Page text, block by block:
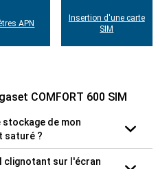
APN
Insertion d'une carte
SIM
COMFORT 600 SIM
stockage de mon
saturé ?
clignotant sur l'écran